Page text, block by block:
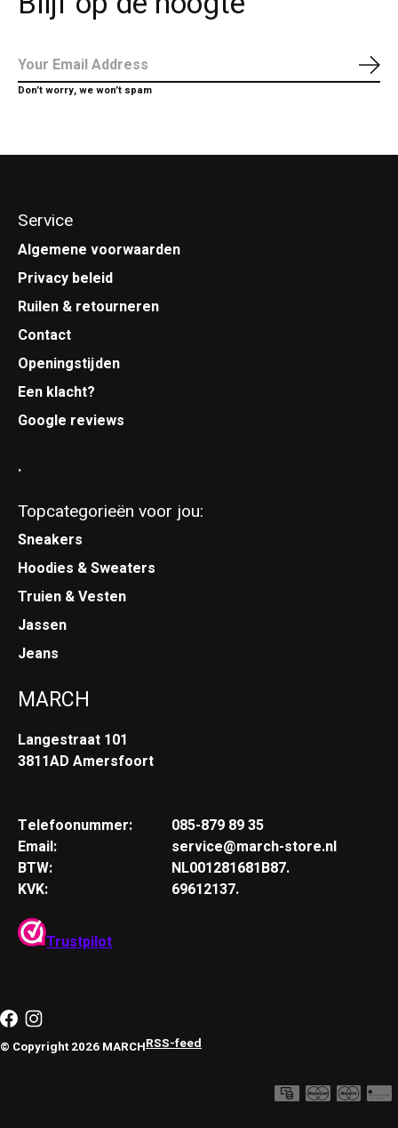
Don’t worry, we won’t spam
Service
Algemene voorwaarden
Privacy beleid
Ruilen & retourneren
Contact
Openingstijden
Een klacht?
Google reviews
.
Topcategorieën voor jou:
Sneakers
Hoodies & Sweaters
Truien & Vesten
Jassen
Jeans
MARCH
Langestraat 101
3811AD Amersfoort
Telefoonummer:
Email:
BTW:
KVK:
085-879 89 35
service@march-store.nl
NL001281681B87.
69612137.
Trustpilot
© Copyright 2026 MARCHRSS-feed